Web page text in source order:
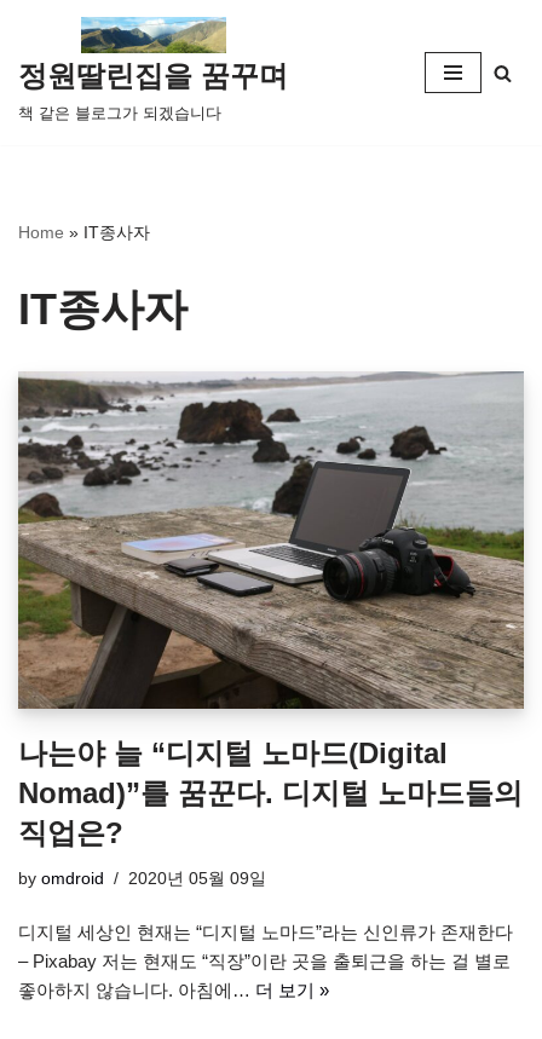
콘
텐
츠
뛰
정원딸린집을 꿈꾸며
책 같은 블로그가 되겠습니다
Home » IT종사자
IT종사자
나는야 늘 “디지털 노마드(Digital
Nomad)”를 꿈꾼다. 디지털 노마드들의
직업은?
by omdroid 2020년 05월 09일
디지털 세상인 현재는 “디지털 노마드”라는 신인류가 존재한다
– Pixabay 저는 현재도 “직장”이란 곳을 출퇴근을 하는 걸 별로
좋아하지 않습니다. 아침에… 더 보기 »